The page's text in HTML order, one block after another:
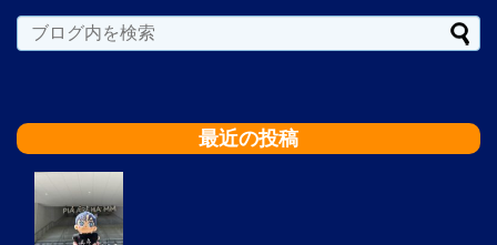
最近の投稿